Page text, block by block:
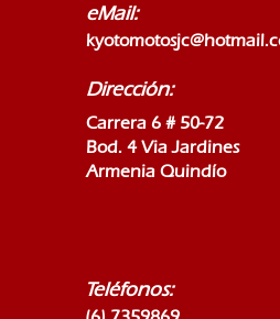
eMail:
Dirección:
Carrera 6 # 50-72
Bod. 4 Via Jardines
Armenia Quindío
Teléfonos: